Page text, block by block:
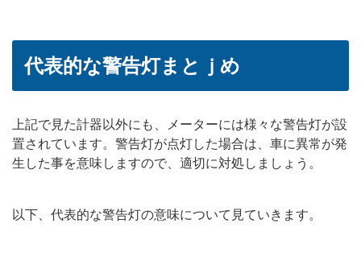
代表的な警告灯まとｊめ
上記で見た計器以外にも、メーターには様々な警告灯が設
置されています。警告灯が点灯した場合は、車に異常が発
生した事を意味しますので、適切に対処しましょう。
以下、代表的な警告灯の意味について見ていきます。